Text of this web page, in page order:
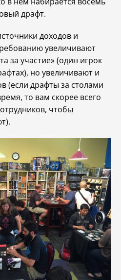
драфт.
доходов и
увеличивают
за участие» (один игрок
но увеличивают и
(если драфты за столами
то вам скорее всего
чтобы